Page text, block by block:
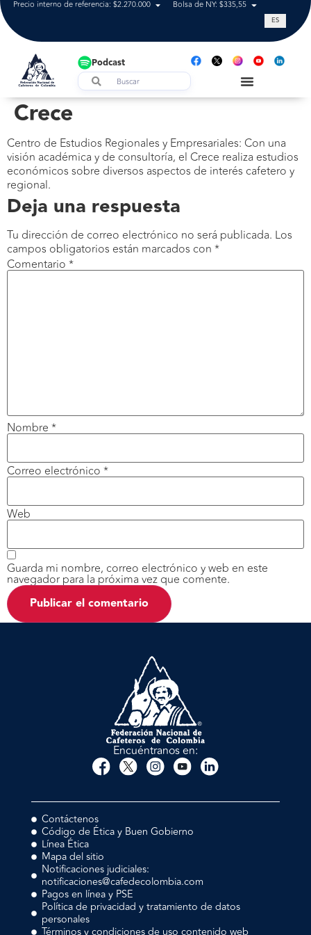
Precio interno de referencia: $2.270.000 Bolsa de NY: $335,55 Tasa de
ES
Podcast
Crece
Centro de Estudios Regionales y Empresariales: Con una
visión académica y de consultoría, el Crece realiza estudios
económicos sobre diversos aspectos de interés cafetero y
regional.
Deja una respuesta
Tu dirección de correo electrónico no será publicada. Los
campos obligatorios están marcados con *
Comentario *
Nombre *
Correo electrónico *
Web
Guarda mi nombre, correo electrónico y web en este
navegador para la próxima vez que comente.
Encuéntranos en:
Contáctenos
Código de Ética y Buen Gobierno
Línea Ética
Mapa del sitio
Notificaciones judiciales:
notificaciones@cafedecolombia.com
Pagos en línea y PSE
Política de privacidad y tratamiento de datos
personales
Términos y condiciones de uso contenido web